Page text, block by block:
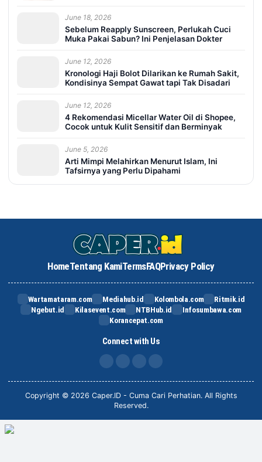
June 18, 2026
Sebelum Reapply Sunscreen, Perlukah Cuci
Muka Pakai Sabun? Ini Penjelasan Dokter
June 12, 2026
Kronologi Haji Bolot Dilarikan ke Rumah Sakit,
Kondisinya Sempat Gawat tapi Tak Disadari
June 12, 2026
4 Rekomendasi Micellar Water Oil di Shopee,
Cocok untuk Kulit Sensitif dan Berminyak
June 5, 2026
Arti Mimpi Melahirkan Menurut Islam, Ini
Tafsirnya yang Perlu Dipahami
HomeTentang KamiTermsFAQPrivacy Policy
Wartamataram.com Mediahub.id Kolombola.com
Ritmik.id
Ngebut.id
Kilasevent.com NTBHub.id
Infosumbawa.com
Korancepat.com
Connect with Us
FB IG TikTok
Copyright © 2026 Caper.ID - Cuma Cari Perhatian. All Rights
Reserved.